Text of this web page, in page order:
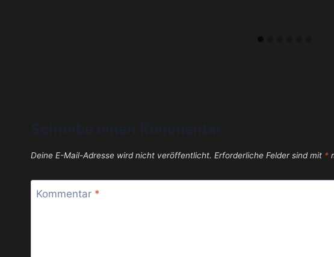
Deine E-Mail-Adresse wird nicht veröffentlicht. Erforderliche Felder sind mit *
Kommentar *